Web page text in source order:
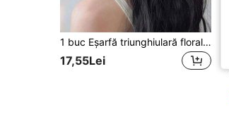
1 buc Eșarfă triunghiulară florală croșetată în stil francez vintage, design dulce și drăguț lucrat manual, potrivită pentru activități în aer liber precum drumeții, camping, pentru a se proteja de soare și vânt, plajă, vacanță
17,55Lei